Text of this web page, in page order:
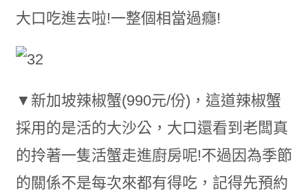
大口吃進去啦!一整個相當過癮!
▼新加坡辣椒蟹(990元/份)，這道辣椒蟹
採用的是活的大沙公，大口還看到老闆真
的拎著一隻活蟹走進廚房呢!不過因為季節
的關係不是每次來都有得吃，記得先預約